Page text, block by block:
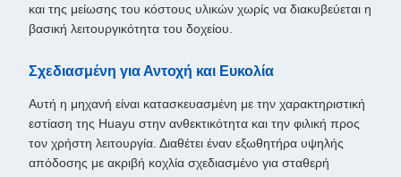
και της μείωσης του κόστους υλικών χωρίς να διακυβεύεται η
βασική λειτουργικότητα του δοχείου.
Σχεδιασμένη για Αντοχή και Ευκολία
Αυτή η μηχανή είναι κατασκευασμένη με την χαρακτηριστική
εστίαση της Huayu στην ανθεκτικότητα και την φιλική προς
τον χρήστη λειτουργία. Διαθέτει έναν εξωθητήρα υψηλής
απόδοσης με ακριβή κοχλία σχεδιασμένο για σταθερή